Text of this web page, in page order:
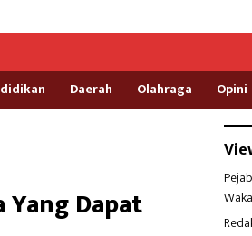
Daerah Olahraga Opini
Yang Dapat